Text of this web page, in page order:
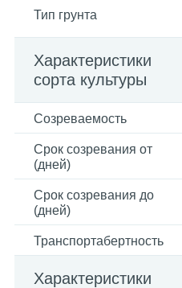
Тип грунта
Характеристики
сорта культуры
Созреваемость
Срок созревания от
(дней)
Срок созревания до
(дней)
Транспортабертность
Характеристики